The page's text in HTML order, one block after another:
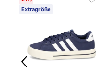
Extragröße